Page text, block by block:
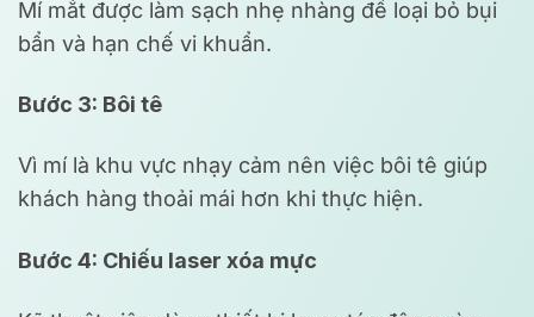
Mí mắt được làm sạch nhẹ nhàng để loại bỏ bụi
bẩn và hạn chế vi khuẩn.
Bước 3: Bôi tê
Vì mí là khu vực nhạy cảm nên việc bôi tê giúp
khách hàng thoải mái hơn khi thực hiện.
Bước 4: Chiếu laser xóa mực